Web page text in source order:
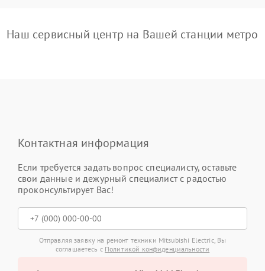
Наш сервисный центр на Вашей станции метро
Контактная информация
Если требуется задать вопрос специалисту, оставьте
свои данные и дежурный специалист с радостью
проконсультирует Вас!
Отправляя заявку на ремонт техники Mitsubishi Electric, Вы
соглашаетесь с Политикой конфиденциальности